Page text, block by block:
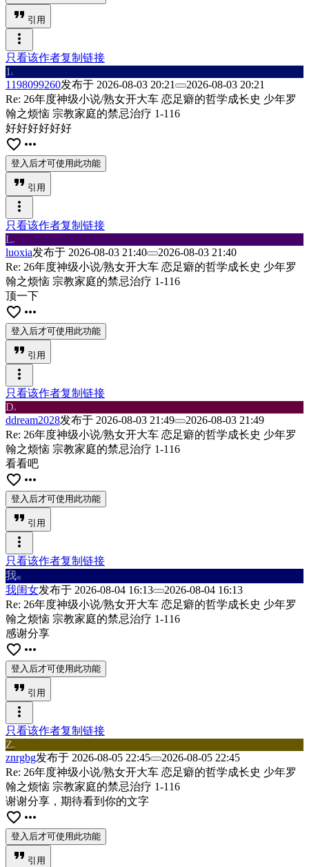
format_quote 引用
more_vert
只看该作者复制链接
1 1
1198099260发布于 2026-08-03 20:21
2026-08-03 20:21
Re: 26年度神级小说/熟女开大车 恋足癖的哲学成长史 少年罗
翰之烦恼 宗教家庭的禁忌治疗 1-116
好好好好好好
favorite_border more_horiz
登入后才可使用此功能
format_quote 引用
more_vert
只看该作者复制链接
Lu
luoxia发布于 2026-08-03 21:40
2026-08-03 21:40
Re: 26年度神级小说/熟女开大车 恋足癖的哲学成长史 少年罗
翰之烦恼 宗教家庭的禁忌治疗 1-116
顶一下
favorite_border more_horiz
登入后才可使用此功能
format_quote 引用
more_vert
只看该作者复制链接
Dd
ddream2028发布于 2026-08-03 21:49
2026-08-03 21:49
Re: 26年度神级小说/熟女开大车 恋足癖的哲学成长史 少年罗
翰之烦恼 宗教家庭的禁忌治疗 1-116
看看吧
favorite_border more_horiz
登入后才可使用此功能
format_quote 引用
more_vert
只看该作者复制链接
我闺
我闺女发布于 2026-08-04 16:13
2026-08-04 16:13
Re: 26年度神级小说/熟女开大车 恋足癖的哲学成长史 少年罗
翰之烦恼 宗教家庭的禁忌治疗 1-116
感谢分享
favorite_border more_horiz
登入后才可使用此功能
format_quote 引用
more_vert
只看该作者复制链接
Zn
znrgbg发布于 2026-08-05 22:45
2026-08-05 22:45
Re: 26年度神级小说/熟女开大车 恋足癖的哲学成长史 少年罗
翰之烦恼 宗教家庭的禁忌治疗 1-116
谢谢分享，期待看到你的文字
favorite_border more_horiz
登入后才可使用此功能
format_quote 引用